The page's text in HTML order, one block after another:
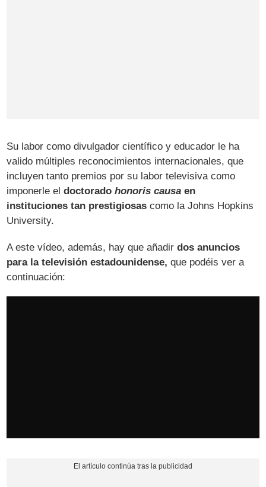
Su labor como divulgador científico y educador le ha
valido múltiples reconocimientos internacionales, que
incluyen tanto premios por su labor televisiva como
imponerle eldoctoradohonoris causa en
instituciones tan prestigiosas como la Johns Hopkins
University.
A este vídeo, además, hay que añadirdos anuncios
para la televisión estadounidense, que podéis ver a
continuación: